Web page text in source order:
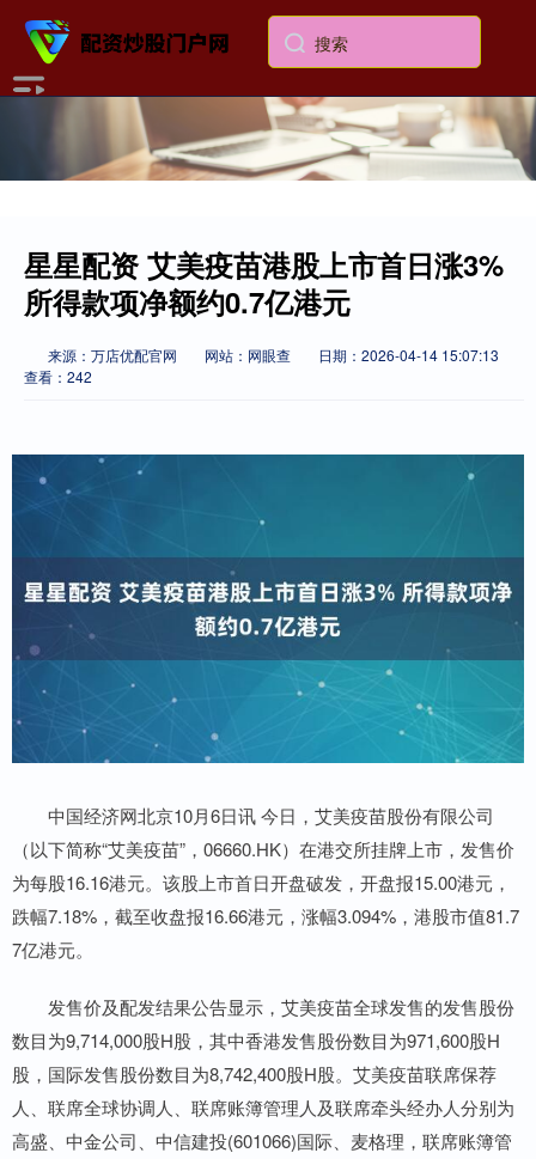
星星配资 艾美疫苗港股上市首日涨3%
所得款项净额约0.7亿港元
来源：万店优配官网 网站：网眼查
日期：2026-04-14 15:07:13
查看：242
中国经济网北京10月6日讯 今日，艾美疫苗股份有限公司
（以下简称“艾美疫苗”，06660.HK）在港交所挂牌上市，发售价
为每股16.16港元。该股上市首日开盘破发，开盘报15.00港元，
跌幅7.18%，截至收盘报16.66港元，涨幅3.094%，港股市值81.7
7亿港元。
发售价及配发结果公告显示，艾美疫苗全球发售的发售股份
数目为9,714,000股H股，其中香港发售股份数目为971,600股H
股，国际发售股份数目为8,742,400股H股。艾美疫苗联席保荐
人、联席全球协调人、联席账簿管理人及联席牵头经办人分别为
高盛、中金公司、中信建投(601066)国际、麦格理，联席账簿管